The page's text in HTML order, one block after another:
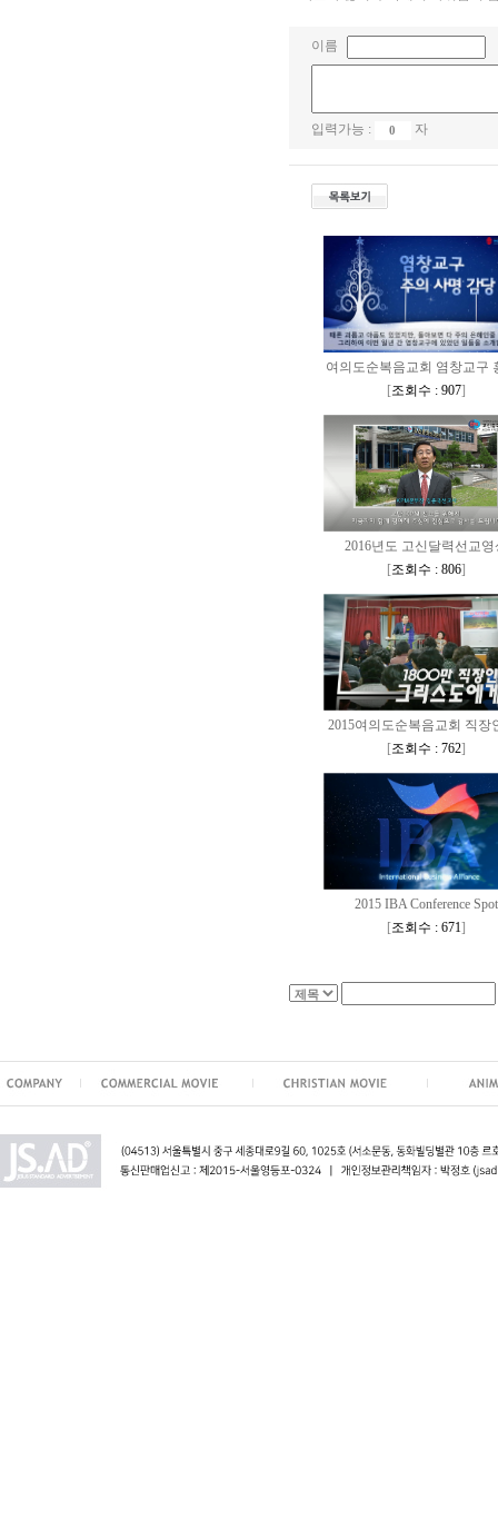
이름
입력가능 : 자
여의도순복음교회 염창교구
[조회수 : 907]
2016년도 고신달력선교영
[조회수 : 806]
2015여의도순복음교회 직장
[조회수 : 762]
2015 IBA Conference Spot
[조회수 : 671]